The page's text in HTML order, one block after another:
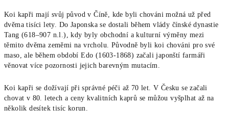
Koi kapři mají svůj původ v Číně, kde byli chováni možná už před
dvěma tisíci lety. Do Japonska se dostali během vlády čínské dynastie
Tang (618–907 n.l.), kdy byly obchodní a kulturní výměny mezi
těmito dvěma zeměmi na vrcholu. Původně byli koi chováni pro své
maso, ale během období Edo (1603-1868) začali japonští farmáři
věnovat více pozornosti jejich barevným mutacím.
Koi kapři se dožívají při správné péči až 70 let. V Česku se začali
chovat v 80. letech a ceny kvalitních kaprů se můžou vyšplhat až na
několik desítek tisíc korun.